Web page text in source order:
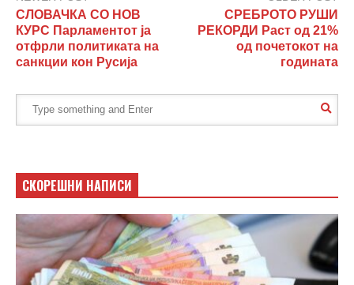
СЛОВАЧКА СО НОВ
КУРС Парламентот ја
отфрли политиката на
санкции кон Русија
СРЕБРОТО РУШИ
РЕКОРДИ Раст од 21%
од почетокот на
годината
СКОРЕШНИ НАПИСИ